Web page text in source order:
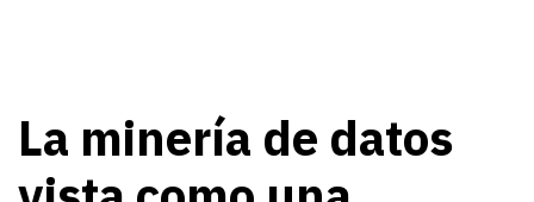
La minería de datos